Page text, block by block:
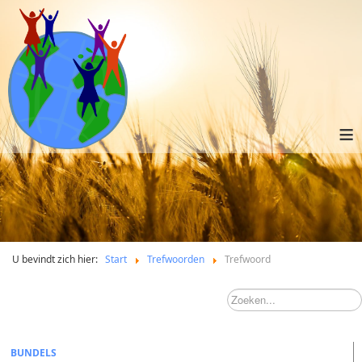
≡
U bevindt zich hier: Start Trefwoorden Trefwoord
BUNDELS